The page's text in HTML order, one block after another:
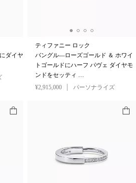
ダイヤ
ティファニー ロック
バングル—ローズゴールド ＆ ホワイ
トゴールドにハーフ パヴェ ダイヤモ
ンドをセッティ …
¥2,915,000
パーソナライズ